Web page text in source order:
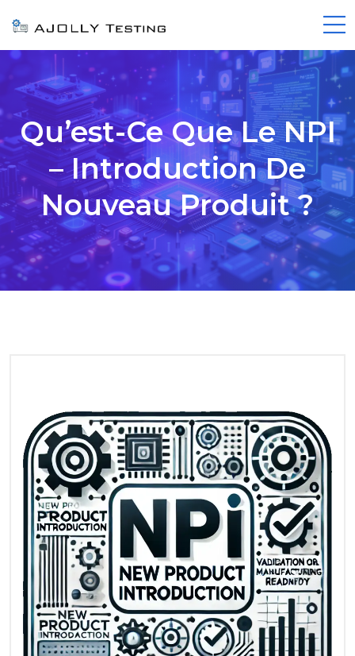
Qu’est-Ce Que Le NPI
– Introduction De
Nouveau Produit ?